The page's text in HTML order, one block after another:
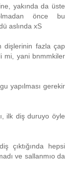
yakında da üste
önce bu
aslında xS
dişlerinin fazla çap
mi, yani bnmmkiler
yapılması gerekir
ilk diş duruyo öyle
çıktığında hepsi
ve sallanmıo da